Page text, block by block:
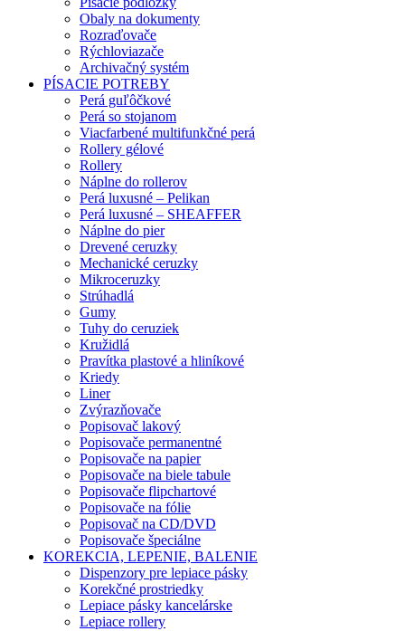
Obaly na dokumenty
Rozraďovače
Rýchloviazače
Archivačný systém
PÍSACIE POTREBY
Perá guľôčkové
Perá so stojanom
Viacfarbené multifunkčné perá
Rollery gélové
Rollery
Náplne do rollerov
Perá luxusné – Pelikan
Perá luxusné – SHEAFFER
Náplne do pier
Drevené ceruzky
Mechanické ceruzky
Mikroceruzky
Strúhadlá
Gumy
Tuhy do ceruziek
Kružidlá
Pravítka plastové a hliníkové
Kriedy
Liner
Zvýrazňovače
Popisovač lakový
Popisovače permanentné
Popisovače na papier
Popisovače na biele tabule
Popisovače flipchartové
Popisovače na fólie
Popisovač na CD/DVD
Popisovače špeciálne
KOREKCIA, LEPENIE, BALENIE
Dispenzory pre lepiace pásky
Korekčné prostriedky
Lepiace pásky kancelárske
Lepiace rollery